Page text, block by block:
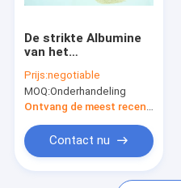
Recombinante
Recombinant HEEFT
De strikte Albumine
van het
Recombinante Serum
HEEFT Wit om Beige
Gevriesdroogd
Prijs:negotiable
MOQ:Onderhandeling
Ontvang de meest recente Prijs
Contact nu